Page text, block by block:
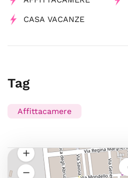
CASA VACANZE
Tag
Affittacamere